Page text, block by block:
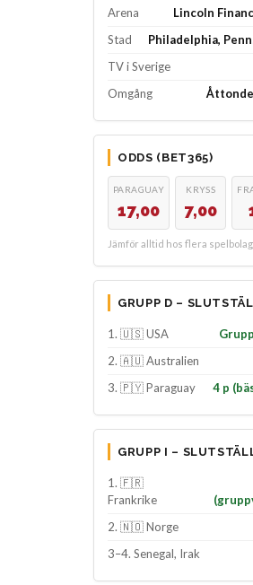
Arena
Lincoln
Stad
Philadelphia,
TV i Sverige
Omgång
ODDS (BET365)
PARAGUAY
17,00
KRYSS
7,00
Jämför alltid hos flera spelbolag.
GRUPP D –
1. 🇺🇸 USA
2. 🇦🇺 Australien
3. 🇵🇾 Paraguay
4 p
GRUPP I –
1. 🇫🇷
Frankrike
2. 🇳🇴 Norge
3–4. Senegal, Irak